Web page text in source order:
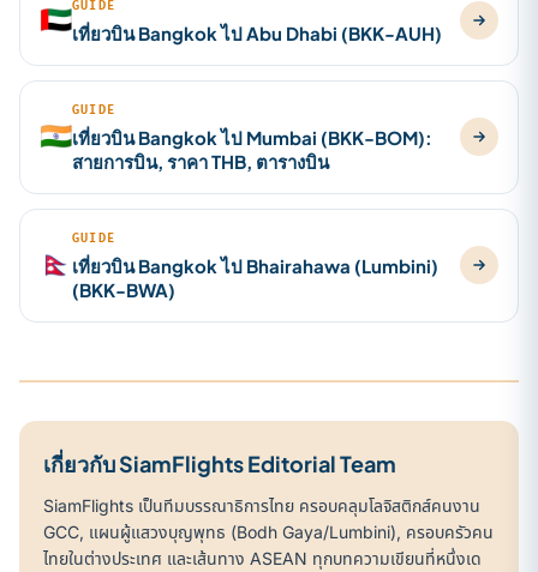
🇦🇪GUIDE
เที่ยวบิน Bangkok ไป Abu Dhabi (BKK-AUH)
🇮🇳
GUIDE
เที่ยวบิน Bangkok ไป Mumbai (BKK-BOM):
สายการบิน, ราคา THB, ตารางบิน
🇳🇵
GUIDE
เที่ยวบิน Bangkok ไป Bhairahawa (Lumbini)
(BKK-BWA)
เกี่ยวกับ SiamFlights Editorial Team
SiamFlights เป็นทีมบรรณาธิการไทย ครอบคลุมโลจิสติกส์คนงาน
GCC, แผนผู้แสวงบุญพุทธ (Bodh Gaya/Lumbini), ครอบครัวคน
ไทยในต่างประเทศ และเส้นทาง ASEAN ทุกบทความเขียนที่หนึ่งเด